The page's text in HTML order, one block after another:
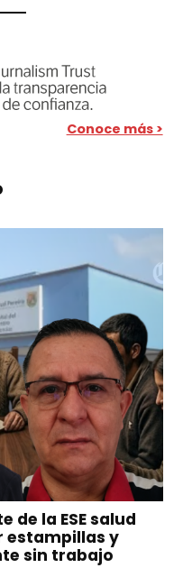
Conoce más >
de la ESE salud
estampillas y
sin trabajo